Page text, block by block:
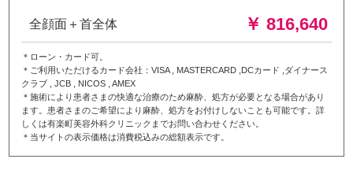
全顔面＋首全体 ￥ 816,640
＊ローン・カード可。
＊ご利用いただけるカード会社：VISA , MASTERCARD ,DCカード ,ダイナース
クラブ , JCB , NICOS , AMEX
＊施術により患者さまの快適な治療のため麻酔、処方が必要となる場合があり
ます。患者さまのご希望により麻酔、処方をお付けしないことも可能です。詳
しくは有楽町美容外科クリニックまでお問い合わせください。
＊当サイトの表示価格は消費税込みの総額表示です。